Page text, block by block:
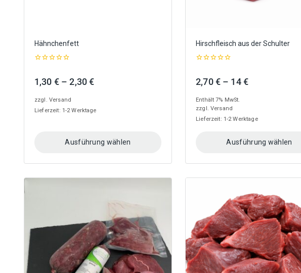
Hähnchenfett
of1,30 € –2,30€Preisspanne:
zzgl. Versand
Lieferzeit: 1-2 Werktage
Ausführung wählen
weist
Die
können
Hirschfleisch aus der Schulter
of
2,70€ – 14€Preisspanne:
14 €
Enthält 7% MwSt.
zzgl. Versand
Lieferzeit: 1-2 Werktage
Ausführung wählen
weist
Varianten
Die
Optionen
können
auf
der